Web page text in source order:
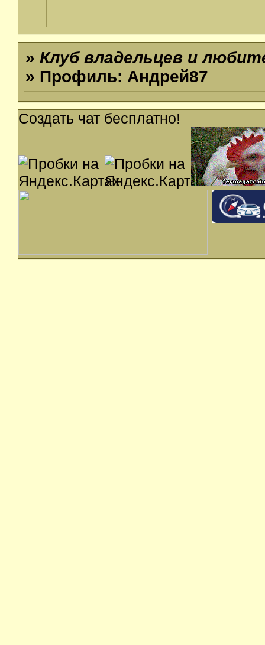
»Клуб владельцев и
» Профиль: Андрей87
Создать чат бесплатно!